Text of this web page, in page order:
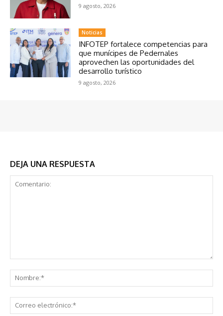
9 agosto, 2026
Noticias
INFOTEP fortalece competencias para
que munícipes de Pedernales
aprovechen las oportunidades del
desarrollo turístico
9 agosto, 2026
DEJA UNA RESPUESTA